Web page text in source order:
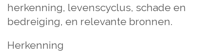
herkenning, levenscyclus, schade en
bedreiging, en relevante bronnen.
Herkenning